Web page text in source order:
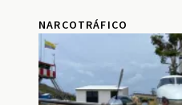
NARCOTRÁFICO